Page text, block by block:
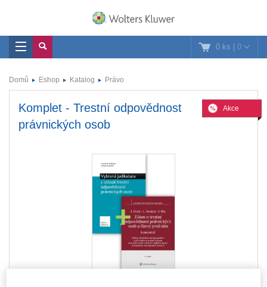
0 ks | 0
Domů Eshop Katalog Právo
Akce
Komplet - Trestní odpovědnost
právnických osob